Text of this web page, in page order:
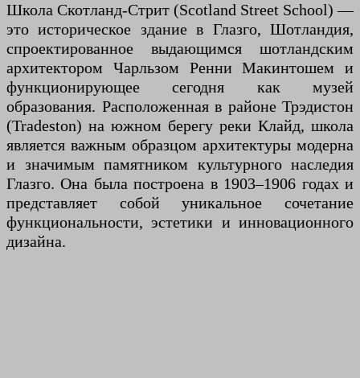
Школа Скотланд-Стрит (Scotland Street School) —
это историческое здание в Глазго, Шотландия,
спроектированное выдающимся шотландским
архитектором Чарльзом Ренни Макинтошем и
функционирующее сегодня как музей
образования. Расположенная в районе Трэдистон
(Tradeston) на южном берегу реки Клайд, школа
является важным образцом архитектуры модерна
и значимым памятником культурного наследия
Глазго. Она была построена в 1903–1906 годах и
представляет собой уникальное сочетание
функциональности, эстетики и инновационного
дизайна.